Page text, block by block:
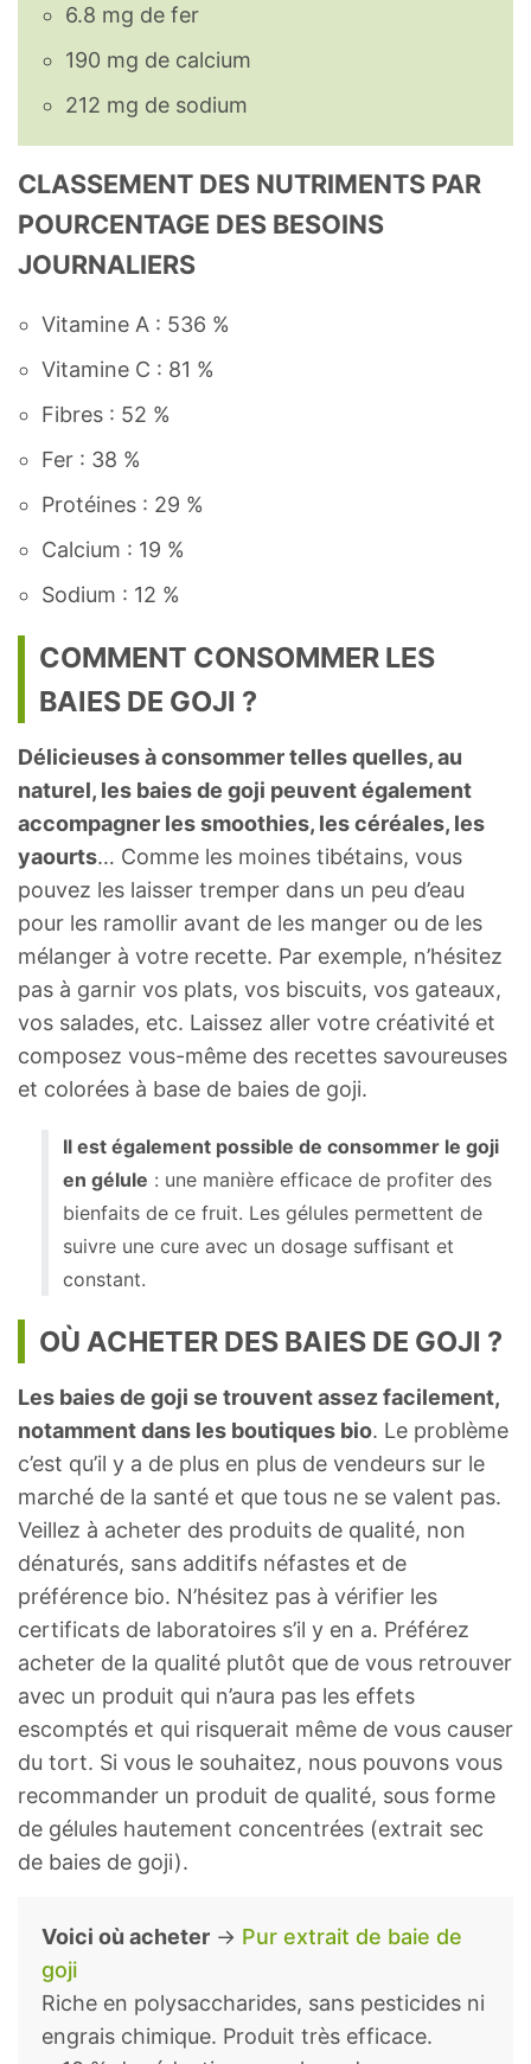
6.8 mg de fer
190 mg de calcium
212 mg de sodium
CLASSEMENT DES NUTRIMENTS PAR
POURCENTAGE DES BESOINS
JOURNALIERS
Vitamine A : 536 %
Vitamine C : 81 %
Fibres : 52 %
Fer : 38 %
Protéines : 29 %
Calcium : 19 %
Sodium : 12 %
COMMENT CONSOMMER LES
BAIES DE GOJI ?
Délicieuses à consommer telles quelles, au
naturel, les baies de goji peuvent également
accompagner les smoothies, les céréales, les
yaourts… Comme les moines tibétains, vous
pouvez les laisser tremper dans un peu d’eau
pour les ramollir avant de les manger ou de les
mélanger à votre recette. Par exemple, n’hésitez
pas à garnir vos plats, vos biscuits, vos gateaux,
vos salades, etc. Laissez aller votre créativité et
composez vous-même des recettes savoureuses
et colorées à base de baies de goji.
Il est également possible de consommer le goji
en gélule : une manière efficace de profiter des
bienfaits de ce fruit. Les gélules permettent de
suivre une cure avec un dosage suffisant et
constant.
OÙ ACHETER DES BAIES DE GOJI ?
Les baies de goji se trouvent assez facilement,
notamment dans les boutiques bio. Le problème
c’est qu’il y a de plus en plus de vendeurs sur le
marché de la santé et que tous ne se valent pas.
Veillez à acheter des produits de qualité, non
dénaturés, sans additifs néfastes et de
préférence bio. N’hésitez pas à vérifier les
certificats de laboratoires s’il y en a. Préférez
acheter de la qualité plutôt que de vous retrouver
avec un produit qui n’aura pas les effets
escomptés et qui risquerait même de vous causer
du tort. Si vous le souhaitez, nous pouvons vous
recommander un produit de qualité, sous forme
de gélules hautement concentrées (extrait sec
de baies de goji).
Voici où acheter → Pur extrait de baie de
goji
Riche en polysaccharides, sans pesticides ni
engrais chimique. Produit très efficace.